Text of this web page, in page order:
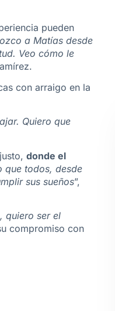
pueden
a Matías desde
Veo cómo le
con arraigo en la
Quiero que
donde el
que todos, desde
sus sueños”,
quiero ser el
compromiso con